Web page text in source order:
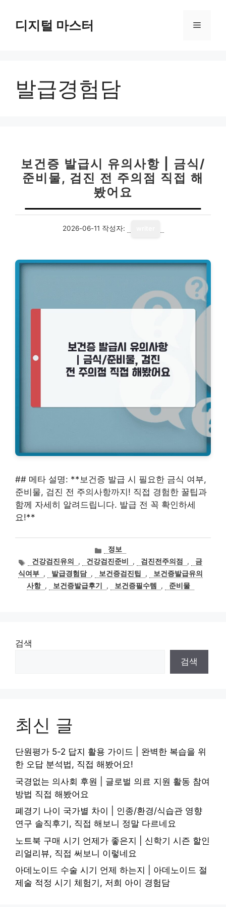
디지털 마스터 메
발급경험담
보건증 발급시 유의사항 | 금식/
준비물, 검진 전 주의점 직접 해
봤어요
2026-06-11 작성자:
## 메타 설명: **보건증 발급 시 필요한 금식 여부,
준비물, 검진 전 주의사항까지! 직접 경험한 꿀팁과
함께 자세히 알려드립니다. 발급 전 꼭 확인하세
요!**
카
테
고
리
정보
태
그
건강검진유의 , 건강검진준비 , 검진전주의점 ,
금
식여부 , 발급경험담 , 보건증검진팁 ,
보건증발급유의
사항 , 보건증발급후기 , 보건증필수템 , 준비물
검색
검색
최신 글
단원평가 5-2 답지 활용 가이드 | 완벽한 복습을 위
한 오답 분석법, 직접 해봤어요!
국경없는 의사회 후원 | 글로벌 의료 지원 활동 참여
방법 직접 해봤어요
폐경기 나이 국가별 차이 | 인종/환경/식습관 영향
연구 솔직후기, 직접 해보니 정말 다르네요
노트북 구매 시기 언제가 좋은지 | 신학기 시즌 할인
리얼리뷰, 직접 써보니 이렇네요
아데노이드 수술 시기 언제 하는지 | 아데노이드 절
제술 적정 시기 체험기, 저희 아이 경험담